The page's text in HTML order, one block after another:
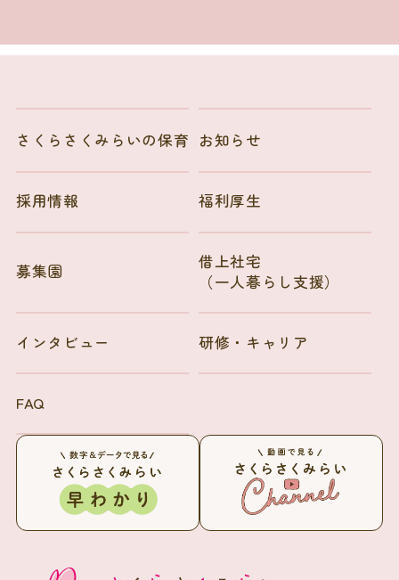
さくらさくみらいの保育 お知らせ
採用情報 福利厚生
募集園
借上社宅
（一人暮らし支援）
インタビュー 研修・キャリア
FAQ